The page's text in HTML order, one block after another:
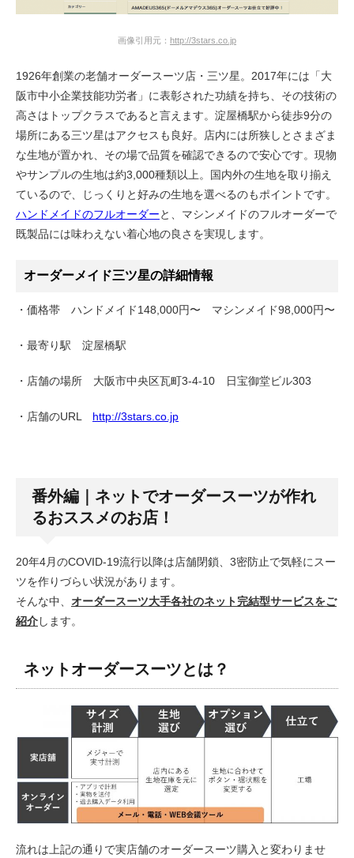
画像引用元： http://3stars.co.jp
1926年創業の老舗オーダースーツ店・三ツ星。2017年には「大
阪市中小企業技能功労者」に表彰された功績を持ち、その技術の
高さはトップクラスであると言えます。淀屋橋駅から徒歩9分の
場所にある三ツ星はアクセスも良好。店内には所狭しとさまざま
な生地が置かれ、その場で品質を確認できるので安心です。現物
やサンプルの生地は約3,000種類以上。国内外の生地を取り揃え
ているので、じっくりと好みの生地を選べるのもポイントです。
ハンドメイドのフルオーダーと、マシンメイドのフルオーダーで
既製品には味わえない着心地の良さを実現します。
オーダーメイド三ツ星の詳細情報
・価格帯 ハンドメイド148,000円〜 マシンメイド98,000円〜
・最寄り駅 淀屋橋駅
・店舗の場所 大阪市中央区瓦町3-4-10 日宝御堂ビル303
・店舗のURL http://3stars.co.jp
番外編｜ネットでオーダースーツが作れ
るおススメのお店！
20年4月のCOVID-19流行以降は店舗閉鎖、3密防止で気軽にスー
ツを作りづらい状況があります。
そんな中、 オーダースーツ大手各社のネット完結型サービスをご
紹介します。
ネットオーダースーツとは？
流れは上記の通りで実店舗のオーダースーツ購入と変わりませ